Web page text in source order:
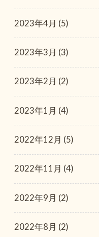
2023年4月 (5)
2023年3月 (3)
2023年2月 (2)
2023年1月 (4)
2022年12月 (5)
2022年11月 (4)
2022年9月 (2)
2022年8月 (2)